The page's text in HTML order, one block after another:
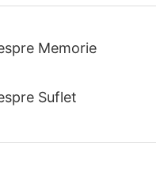
Memorie
Suflet